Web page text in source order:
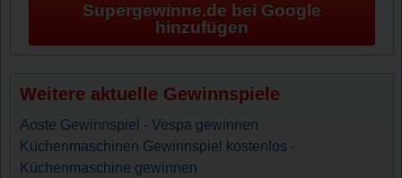
Supergewinne.de bei Google
hinzufügen
Weitere aktuelle Gewinnspiele
Aoste Gewinnspiel - Vespa gewinnen
Küchenmaschinen Gewinnspiel kostenlos -
Küchenmaschine gewinnen